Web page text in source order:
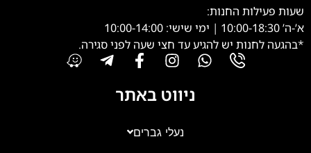
שעות פעילות החנות:
א’-ה’ 10:00-18:30 | ימי שישי: 10:00-14:00
*בהגעה לחנות יש להגיע עד חצי שעה לפני סגירה.
ניווט באתר
נעלי גברים